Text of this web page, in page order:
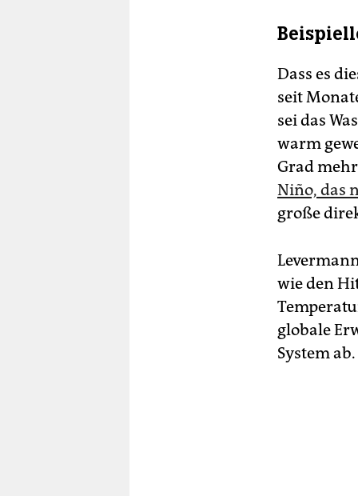
Dass es
seit
sei das
warm
Grad
Niño, das
große
wie den
globale
System ab.